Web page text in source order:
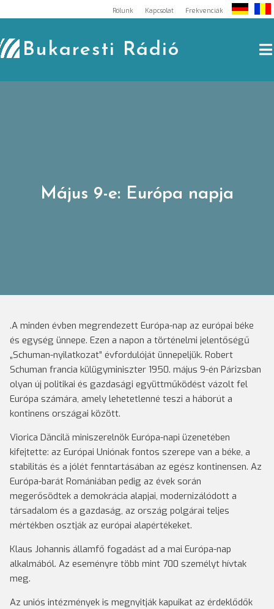
to
content
Rólunk Kapcsolat Frekvenciák
Bukaresti Rádió
Május 9-e: Európa napja
.A minden évben megrendezett Európa-nap az európai béke
és egység ünnepe. Ezen a napon a történelmi jelentőségű
„Schuman-nyilatkozat” évfordulóját ünnepeljük. Robert
Schuman francia külügyminiszter 1950. május 9-én Párizsban
olyan új politikai és gazdasági együttműködést vázolt fel
Európa számára, amely lehetetlenné teszi a háborút a
kontinens országai között.
Viorica Dăncilă miniszerelnök Európa-napi üzenetében
kifejtette: az Európai Uniónak fontos szerepe van a béke, a
stabilitás és a jólét fenntartásában az egész kontinensen. Az
Európa-barát Romániában pedig az évek során
megerősödtek a demokrácia alapjai, modernizálódott a
társadalom és a gazdaság, az ország polgárai teljes
mértékben osztják az európai alapértékeket.
Klaus Johannis államfő fogadást ad a mai Európa-nap
alkalmából. Az eseményre több mint 700 személyt hívtak
meg.
Az uniós intézmények is megnyitják kapuikat az érdeklődők